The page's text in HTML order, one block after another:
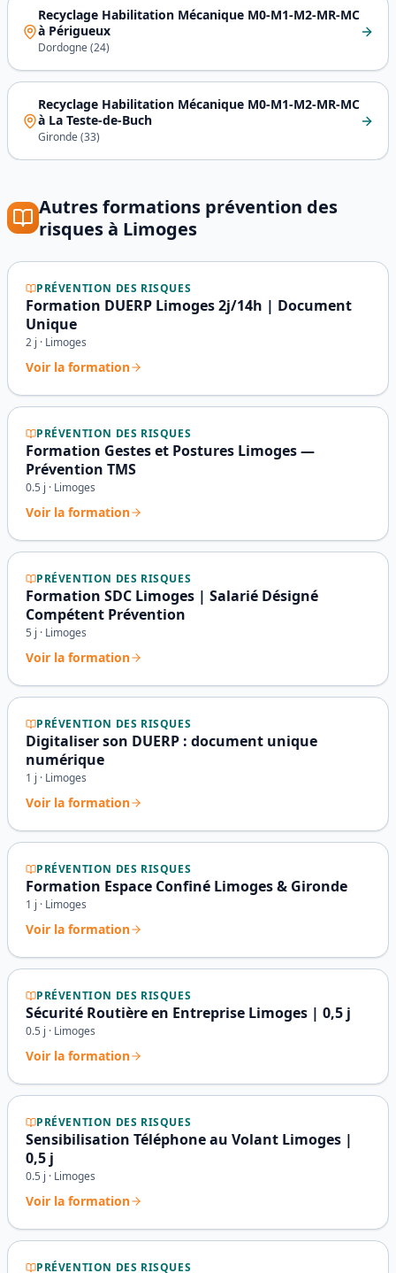
Recyclage Habilitation Mécanique M0-M1-M2-MR-MC
à Périgueux
Dordogne(24)
Recyclage Habilitation Mécanique M0-M1-M2-MR-MC
à La Teste-de-Buch
Gironde(33)
Autres formations prévention des
risquesà Limoges
PRÉVENTION DES RISQUES
Formation DUERP Limoges 2j/14h | Document
Unique
2 j · Limoges
Voir la formation
PRÉVENTION DES RISQUES
Formation Gestes et Postures Limoges —
Prévention TMS
0.5 j · Limoges
Voir la formation
PRÉVENTION DES RISQUES
Formation SDC Limoges | Salarié Désigné
Compétent Prévention
5 j · Limoges
Voir la formation
PRÉVENTION DES RISQUES
Digitaliser son DUERP : document unique
numérique
1 j · Limoges
Voir la formation
PRÉVENTION DES RISQUES
Formation Espace Confiné Limoges & Gironde
1 j · Limoges
Voir la formation
PRÉVENTION DES RISQUES
Sécurité Routière en Entreprise Limoges | 0,5 j
0.5 j · Limoges
Voir la formation
PRÉVENTION DES RISQUES
Sensibilisation Téléphone au Volant Limoges |
0,5 j
0.5 j · Limoges
Voir la formation
PRÉVENTION DES RISQUES